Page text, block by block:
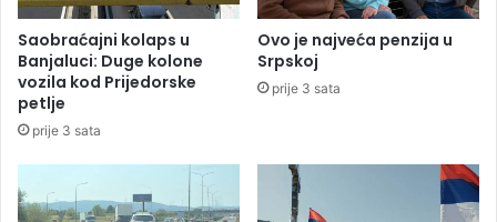
e
z
j
a
p
e
p
r
a
o
d
v
l
e
7
Saobraćajni kolaps u
Banjaluci: Duge kolone
vozila kod Prijedorske
petlje
prije 3 sata
Ovo je najveća penzija u
Srpskoj
prije 3 sata